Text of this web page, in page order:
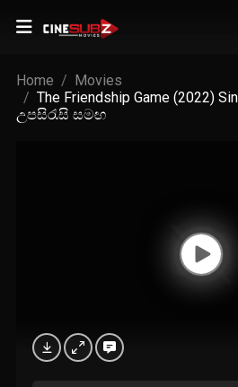
Home
Movies
The Friendship Game (2022)
උපසිරැසි සමඟ